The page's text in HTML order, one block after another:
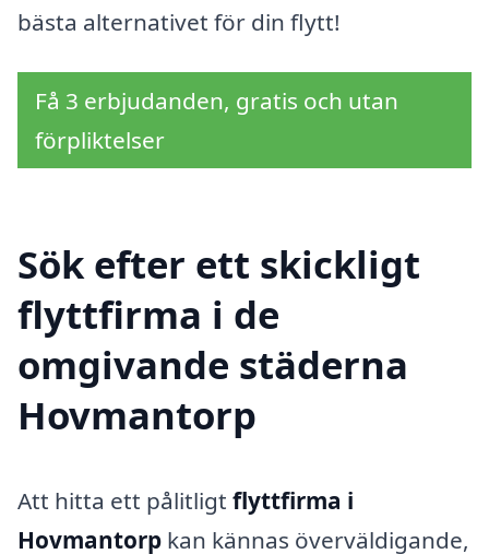
bästa alternativet för din flytt!
Få 3 erbjudanden, gratis och utan
förpliktelser
Sök efter ett skickligt
flyttfirma i de
omgivande städerna
Hovmantorp
Att hitta ett pålitligt flyttfirma i
Hovmantorp kan kännas överväldigande,